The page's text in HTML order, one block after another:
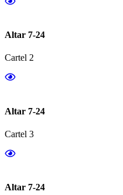
Altar 7-24
Cartel 2
Altar 7-24
Cartel 3
Altar 7-24